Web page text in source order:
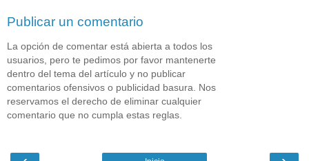
Publicar un comentario
La opción de comentar está abierta a todos los
usuarios, pero te pedimos por favor mantenerte
dentro del tema del artículo y no publicar
comentarios ofensivos o publicidad basura. Nos
reservamos el derecho de eliminar cualquier
comentario que no cumpla estas reglas.